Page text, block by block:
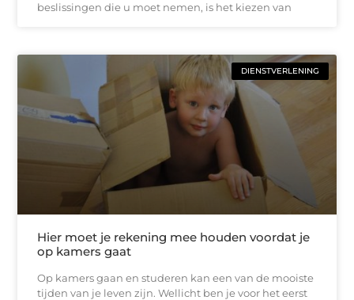
beslissingen die u moet nemen, is het kiezen van
DIENSTVERLENING
Hier moet je rekening mee houden voordat je
op kamers gaat
Op kamers gaan en studeren kan een van de mooiste
tijden van je leven zijn. Wellicht ben je voor het eerst